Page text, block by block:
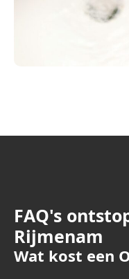
FAQ's
Rijmenam
Wat kost een